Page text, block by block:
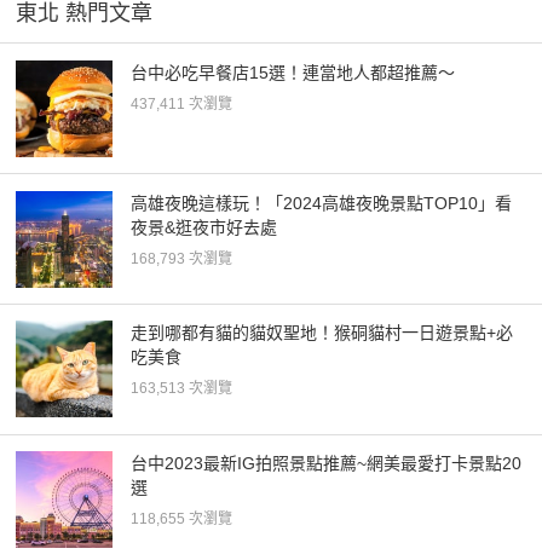
東北 熱門文章
台中必吃早餐店15選！連當地人都超推薦～
437,411 次瀏覽
高雄夜晚這樣玩！「2024高雄夜晚景點TOP10」看
夜景&逛夜市好去處
168,793 次瀏覽
走到哪都有貓的貓奴聖地！猴硐貓村一日遊景點+必
吃美食
163,513 次瀏覽
台中2023最新IG拍照景點推薦~網美最愛打卡景點20
選
118,655 次瀏覽